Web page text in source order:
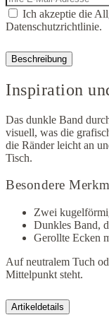
Ich akzeptie die
Datenschutzrichtlinie.
Beschreibung
Inspiration
Das dunkle Band
visuell, was die
die Ränder leicht an
Tisch.
Besondere
Zwei
Dunkles Band,
Gerollte Ecken
Auf neutralem Tuch
Mittelpunkt steht.
Artikeldetails